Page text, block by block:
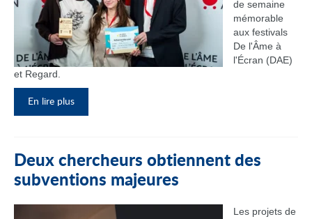
de semaine
mémorable
aux festivals
De l'Âme à
l'Écran (DAE)
et Regard.
En lire plus
Deux chercheurs obtiennent des
subventions majeures
Les projets de